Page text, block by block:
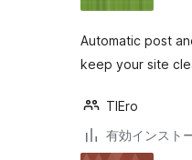
Automatic post
keep your site
TIEro
有効インスト